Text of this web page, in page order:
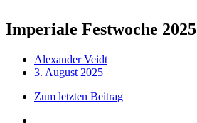
Imperiale Festwoche 2025
Alexander Veidt
3. August 2025
Zum letzten Beitrag